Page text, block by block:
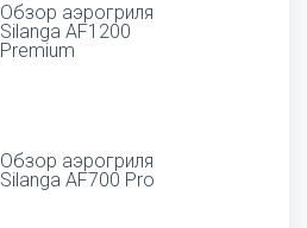
Обзор аэрогриля
Silanga AF1200
Premium
Обзор аэрогриля
Silanga AF700 Pro